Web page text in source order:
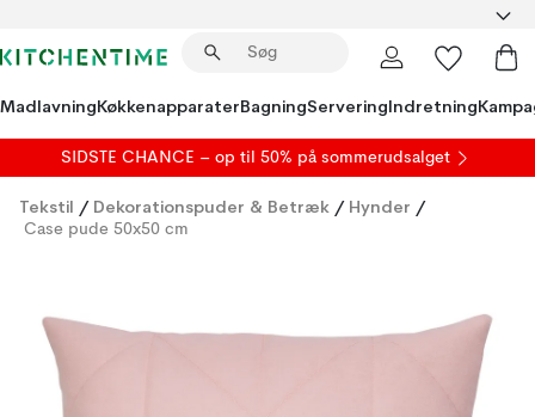
MadlavningKøkkenapparaterBagningServeringIndretning
SIDSTE CHANCE – op til 50% på sommerudsalget
Tekstil / Dekorationspuder & Betræk / Hynder /
Case pude 50x50 cm